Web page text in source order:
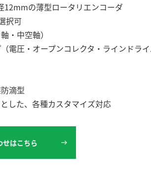
の薄型ロータリエンコーダ
択可
・中空軸）
圧・オープンコレクタ・ラインドライ
滴型
した、各種カスタマイズ対応
せはこちら